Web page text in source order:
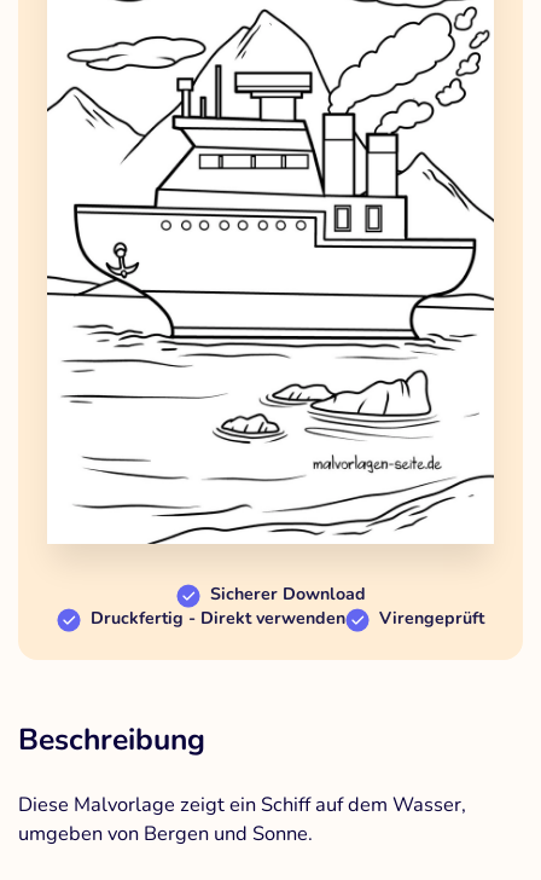
Sicherer Download
Druckfertig - Direkt verwenden
Virengeprüft
Beschreibung
Diese Malvorlage zeigt ein Schiff auf dem Wasser,
umgeben von Bergen und Sonne.